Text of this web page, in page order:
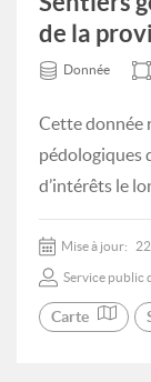
de la
Donnée
Cette donnée
pédologiques
d’intérêts le
Mise à jour:
Service public
Carte